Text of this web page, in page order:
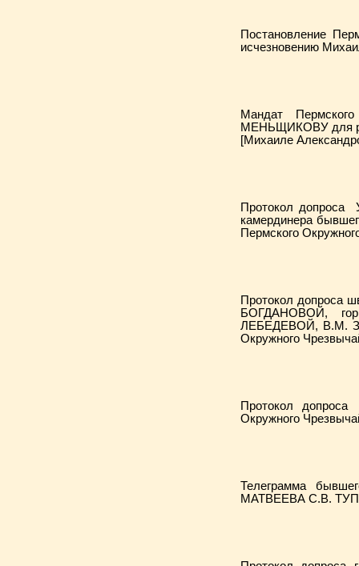
Постановление
исчезновению
Мандат
МЕНЬЩИКОВУ для
[Михаиле
Протокол допроса
камердинера
Пермского
Протокол
БОГДАНОВОЙ,
ЛЕБЕДЕВОЙ, В.М.
Окружного
Протокол
Окружного
Телеграмма
МАТВЕЕВА С.В.